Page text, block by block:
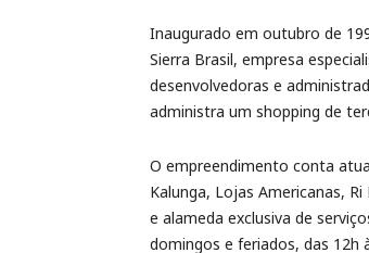
Inaugurado em outubro de
Sierra Brasil, empresa
desenvolvedoras e
administra um shopping de
O empreendimento conta
Kalunga, Lojas Americanas,
e alameda exclusiva de
domingos e feriados, das 12h